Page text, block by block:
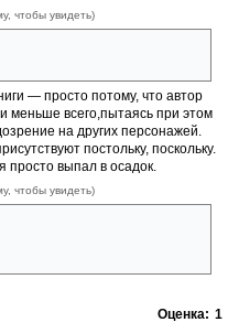
чтобы увидеть)
— просто потому, что автор
меньше всего,пытаясь при этом
на других персонажей.
постольку, поскольку.
просто выпал в осадок.
чтобы увидеть)
Оценка: 1